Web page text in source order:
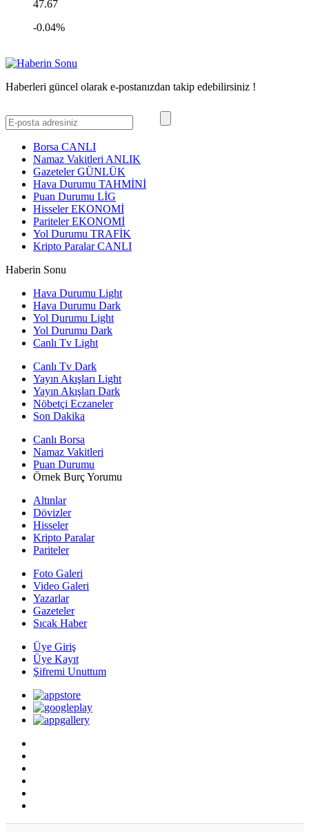
47.67
-0.04%
Haberleri güncel olarak e-postanızdan takip edebilirsiniz !
Borsa CANLI
Namaz VakitleriANLIK
GazetelerGÜNLÜK
Hava Durumu TAHMİNİ
Puan Durumu LİG
HisselerEKONOMİ
ParitelerEKONOMİ
Yol Durumu TRAFİK
Kripto ParalarCANLI
Haberin Sonu
Hava Durumu Light
Hava Durumu Dark
Yol Durumu Light
Yol Durumu Dark
Canlı Tv Light
Canlı Tv Dark
Yayın Akışları Light
Yayın Akışları Dark
Nöbetçi Eczaneler
Son Dakika
Canlı Borsa
Namaz Vakitleri
Puan Durumu
Örnek Burç Yorumu
Altınlar
Dövizler
Hisseler
Kripto Paralar
Pariteler
Foto Galeri
Video Galeri
Yazarlar
Gazeteler
Sıcak Haber
Üye Giriş
Üye Kayıt
Şifremi Unuttum